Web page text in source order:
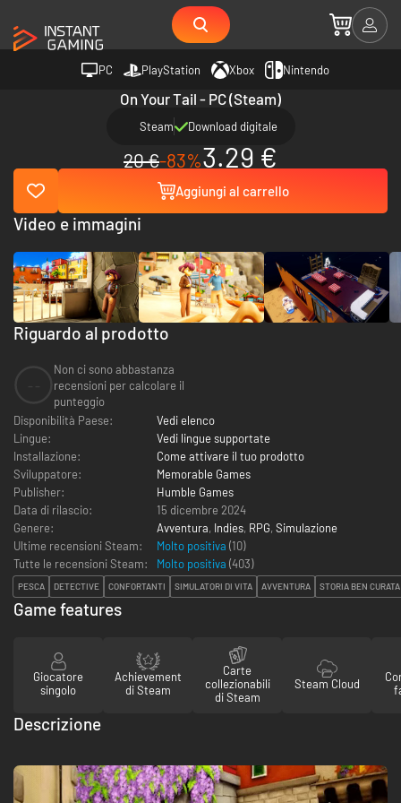
PC PlayStation Xbox Nintendo
On Your Tail - PC (Steam)
Steam Download digitale
20 €-83%3.29 €
Aggiungi al carrello
Riguardo al prodotto
Non ci sono abbastanza
recensioni per calcolare il
punteggio
Disponibilità Paese:
Vedi elenco
Lingue:
Vedi lingue supportate
Installazione:
Come attivare il tuo prodotto
Sviluppatore:
Memorable Games
Publisher:
Humble Games
Data di rilascio:
15 dicembre 2024
Genere:
Avventura, Indies, RPG, Simulazione
Ultime recensioni Steam:
Molto positiva (10)
Tutte le recensioni Steam:
Molto positiva (403)
PESCA DETECTIVE CONFORTANTI SIMULATORI DI VITA AVVENTURA STORIA BEN CURATA
Video e immagini
Game features
Giocatore
singolo
Achievement
di Steam
Carte
collezionabili
di Steam
Steam Cloud
Descrizione